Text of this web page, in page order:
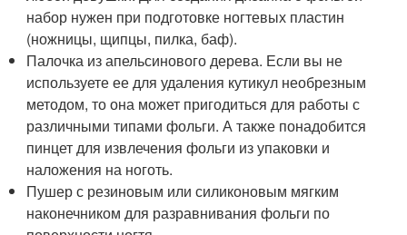
набор нужен при подготовке ногтевых пластин
(ножницы, щипцы, пилка, баф).
Палочка из апельсинового дерева. Если вы не
используете ее для удаления кутикул необрезным
методом, то она может пригодиться для работы с
различными типами фольги. А также понадобится
пинцет для извлечения фольги из упаковки и
наложения на ноготь.
Пушер с резиновым или силиконовым мягким
наконечником для разравнивания фольги по